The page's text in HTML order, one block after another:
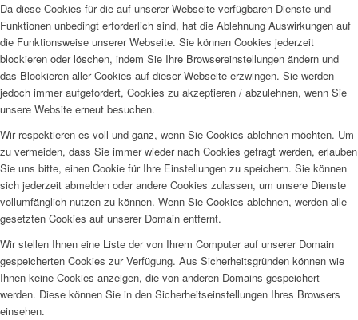
Da diese Cookies für die auf unserer Webseite verfügbaren Dienste und
Funktionen unbedingt erforderlich sind, hat die Ablehnung Auswirkungen auf
die Funktionsweise unserer Webseite. Sie können Cookies jederzeit
blockieren oder löschen, indem Sie Ihre Browsereinstellungen ändern und
das Blockieren aller Cookies auf dieser Webseite erzwingen. Sie werden
jedoch immer aufgefordert, Cookies zu akzeptieren / abzulehnen, wenn Sie
unsere Website erneut besuchen.
Wir respektieren es voll und ganz, wenn Sie Cookies ablehnen möchten. Um
zu vermeiden, dass Sie immer wieder nach Cookies gefragt werden, erlauben
Sie uns bitte, einen Cookie für Ihre Einstellungen zu speichern. Sie können
sich jederzeit abmelden oder andere Cookies zulassen, um unsere Dienste
vollumfänglich nutzen zu können. Wenn Sie Cookies ablehnen, werden alle
gesetzten Cookies auf unserer Domain entfernt.
Wir stellen Ihnen eine Liste der von Ihrem Computer auf unserer Domain
gespeicherten Cookies zur Verfügung. Aus Sicherheitsgründen können wie
Ihnen keine Cookies anzeigen, die von anderen Domains gespeichert
werden. Diese können Sie in den Sicherheitseinstellungen Ihres Browsers
einsehen.